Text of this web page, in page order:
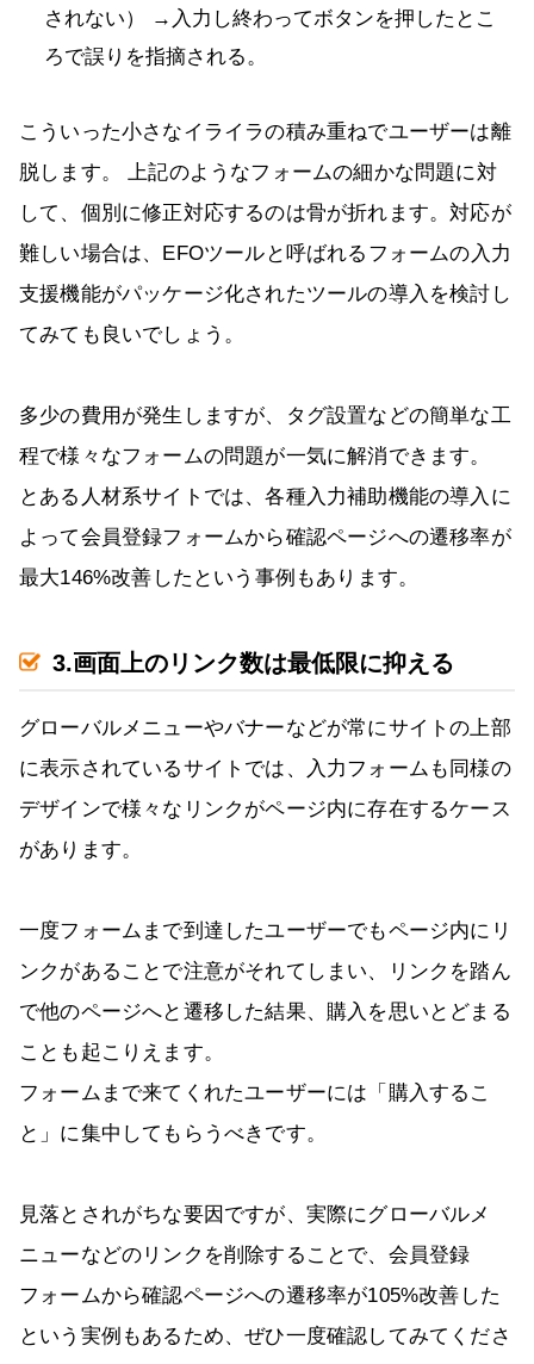
されない） →入力し終わってボタンを押したとこ
ろで誤りを指摘される。
こういった小さなイライラの積み重ねでユーザーは離
脱します。 上記のようなフォームの細かな問題に対
して、個別に修正対応するのは骨が折れます。対応が
難しい場合は、EFOツールと呼ばれるフォームの入力
支援機能がパッケージ化されたツールの導入を検討し
てみても良いでしょう。
多少の費用が発生しますが、タグ設置などの簡単な工
程で様々なフォームの問題が一気に解消できます。
とある人材系サイトでは、各種入力補助機能の導入に
よって会員登録フォームから確認ページへの遷移率が
最大146%改善したという事例もあります。
3.画面上のリンク数は最低限に抑える
グローバルメニューやバナーなどが常にサイトの上部
に表示されているサイトでは、入力フォームも同様の
デザインで様々なリンクがページ内に存在するケース
があります。
一度フォームまで到達したユーザーでもページ内にリ
ンクがあることで注意がそれてしまい、リンクを踏ん
で他のページへと遷移した結果、購入を思いとどまる
ことも起こりえます。
フォームまで来てくれたユーザーには「購入するこ
と」に集中してもらうべきです。
見落とされがちな要因ですが、実際にグローバルメ
ニューなどのリンクを削除することで、会員登録
フォームから確認ページへの遷移率が105%改善した
という実例もあるため、ぜひ一度確認してみてくださ